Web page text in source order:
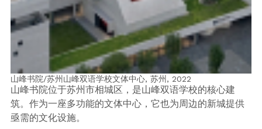
山峰书院/苏州山峰双语学校文体中心, 苏州, 2022
山峰书院位于苏州市相城区，是山峰双语学校的核心建
筑。作为一座多功能的文体中心，它也为周边的新城提供
亟需的文化设施。